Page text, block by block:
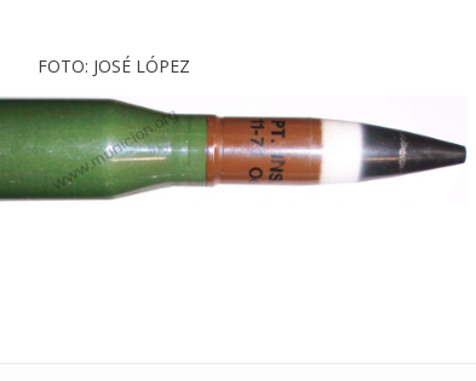
FOTO: JOSÉ LÓPEZ